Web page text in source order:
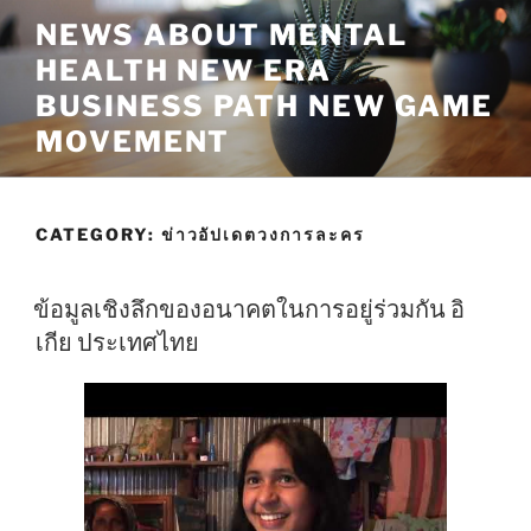
Skip
to
content
NEWS ABOUT MENTAL
HEALTH NEW ERA
BUSINESS PATH NEW GAME
MOVEMENT
CATEGORY: ข่าวอัปเดตวงการละคร
ข้อมูลเชิงลึกของอนาคตในการอยู่ร่วมกัน อิ
เกีย ประเทศไทย